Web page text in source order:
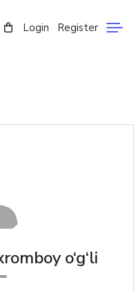
Login Register
o‘g‘li